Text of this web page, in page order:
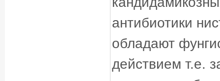
антибиотики
обладают
действием т.е.